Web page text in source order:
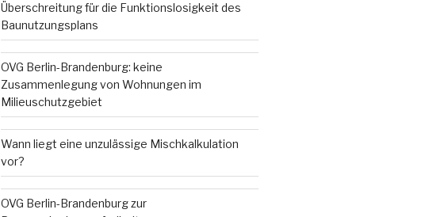
Überschreitung für die Funktionslosigkeit des
Baunutzungsplans
OVG Berlin-Brandenburg: keine
Zusammenlegung von Wohnungen im
Milieuschutzgebiet
Wann liegt eine unzulässige Mischkalkulation
vor?
OVG Berlin-Brandenburg zur